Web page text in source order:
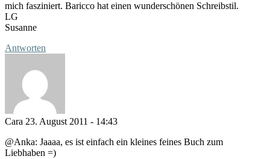
mich fasziniert. Baricco hat einen wunderschönen Schreibstil.
LG
Susanne
Antworten
Cara 23. August 2011 - 14:43
@Anka: Jaaaa, es ist einfach ein kleines feines Buch zum
Liebhaben =)